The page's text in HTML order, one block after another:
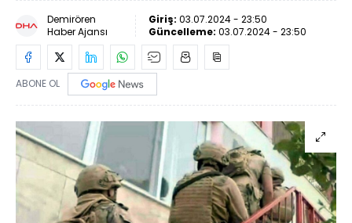
Demirören
Haber Ajansı
Giriş: 03.07.2024 - 23:50
Güncelleme: 03.07.2024 - 23:50
ABONE OL